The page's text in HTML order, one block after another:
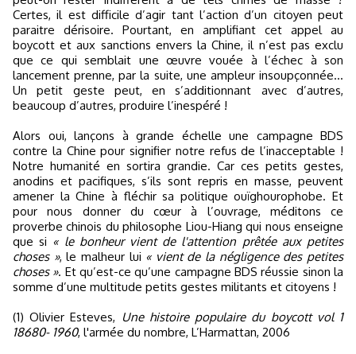
Certes, il est difficile d’agir tant l’action d’un citoyen peut
paraitre dérisoire. Pourtant, en amplifiant cet appel au
boycott et aux sanctions envers la Chine, il n’est pas exclu
que ce qui semblait une œuvre vouée à l’échec à son
lancement prenne, par la suite, une ampleur insoupçonnée…
Un petit geste peut, en s’additionnant avec d’autres,
beaucoup d’autres, produire l’inespéré !
Alors oui, lançons à grande échelle une campagne BDS
contre la Chine pour signifier notre refus de l’inacceptable !
Notre humanité en sortira grandie. Car ces petits gestes,
anodins et pacifiques, s’ils sont repris en masse, peuvent
amener la Chine à fléchir sa politique ouïghourophobe. Et
pour nous donner du cœur à l’ouvrage, méditons ce
proverbe chinois du philosophe Liou-Hiang qui nous enseigne
que si « le bonheur vient de l'attention prêtée aux petites
choses », le malheur lui « vient de la négligence des petites
choses ». Et qu’est-ce qu’une campagne BDS réussie sinon la
somme d’une multitude petits gestes militants et citoyens !
(1) Olivier Esteves, Une histoire populaire du boycott vol 1
18680- 1960, l'armée du nombre, L’Harmattan, 2006